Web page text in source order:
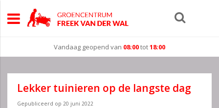
Vandaag geopend van 08:00tot18:00
Lekker tuinieren op de langste dag
Gepubliceerd op 20 juni 2022